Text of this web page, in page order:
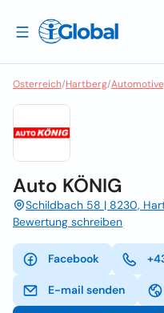
Osterreich/Hartberg/
Auto KÖNIG
Schildbach 58 | 8230,
Bewertung schreiben
Facebook
E-mail senden